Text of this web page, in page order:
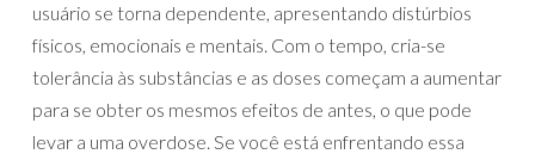
usuário se torna dependente, apresentando distúrbios
físicos, emocionais e mentais. Com o tempo, cria-se
tolerância às substâncias e as doses começam a aumentar
para se obter os mesmos efeitos de antes, o que pode
levar a uma overdose. Se você está enfrentando essa